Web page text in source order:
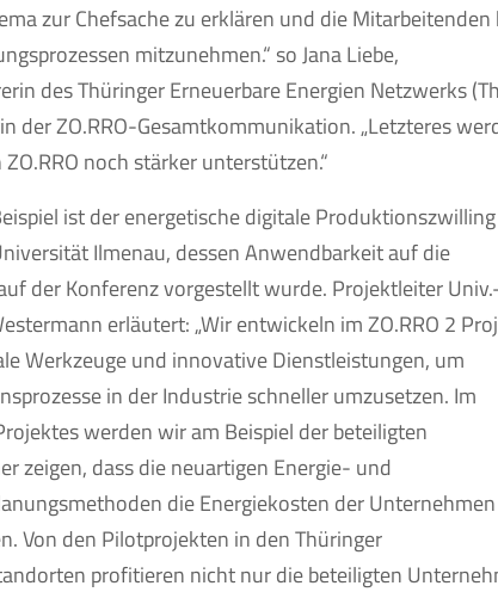
zur Chefsache zu erklären und die Mitarbeitenden
mitzunehmen.“ so Jana Liebe,
des Thüringer Erneuerbare Energien Netzwerks
der ZO.RRO-Gesamtkommunikation. „Letzteres
noch stärker unterstützen.“
ist der energetische digitale
Ilmenau, dessen Anwendbarkeit auf die
der Konferenz vorgestellt wurde. Projektleiter
erläutert: „Wir entwickeln im ZO.RRO 2
Werkzeuge und innovative Dienstleistungen, um
in der Industrie schneller umzusetzen. Im
werden wir am Beispiel der beteiligten
zeigen, dass die neuartigen Energie- und
die Energiekosten der Unternehmen
Von den Pilotprojekten in den Thüringer
profitieren nicht nur die beteiligten